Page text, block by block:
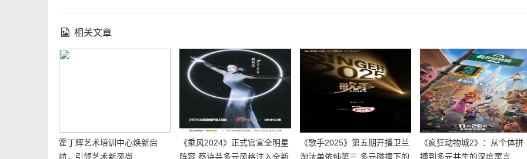
相关文章
霍丁辉艺术培训中心焕新启
航，引领艺术新风尚
《乘风2024》正式官宣全明星
阵容 蔡诗芸多元风格注入全新
《歌手2025》第五期开播卫兰
淘汰单依纯第三 多元碰撞下的
《疯狂动物城2》：从个体拼
搏到多元共生的深度寓言